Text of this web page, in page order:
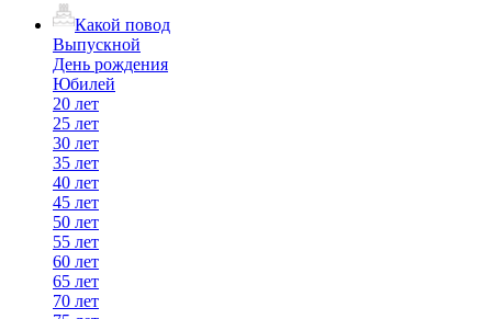
Какой повод
Выпускной
День рождения
Юбилей
20 лет
25 лет
30 лет
35 лет
40 лет
45 лет
50 лет
55 лет
60 лет
65 лет
70 лет